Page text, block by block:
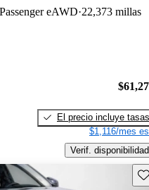
eAWD 22,373 millas
El precio incluye tasas
$1,116/mes
Verif. disponibilidad